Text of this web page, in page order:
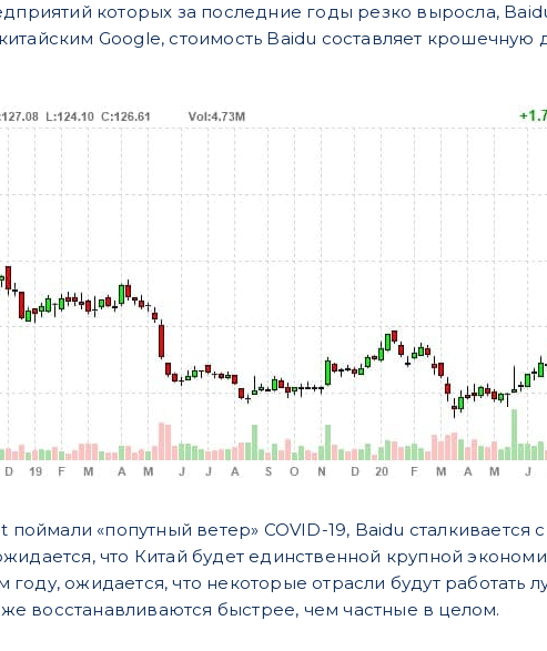
которых за последние годы резко выросла,
Google, стоимость Baidu составляет
«попутный ветер» COVID-19, Baidu
что Китай будет единственной крупной
ожидается, что некоторые отрасли будут работать
восстанавливаются быстрее, чем частные в целом.